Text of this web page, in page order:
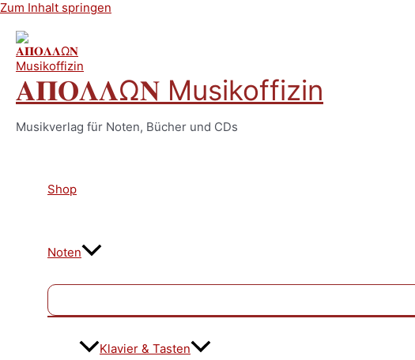
Zum Inhalt springen
𝚨𝚷𝚶𝚲𝚲Ω𝚴 Musikoffizin
Musikverlag für Noten, Bücher und CDs
Shop
Noten
Klavier & Tasten